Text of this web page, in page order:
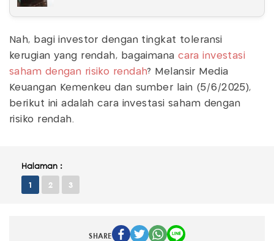
Nah, bagi investor dengan tingkat toleransi
kerugian yang rendah, bagaimana cara investasi
saham dengan risiko rendah? Melansir Media
Keuangan Kemenkeu dan sumber lain (5/6/2025),
berikut ini adalah cara investasi saham dengan
risiko rendah.
Halaman :
1 2 3
SHARE